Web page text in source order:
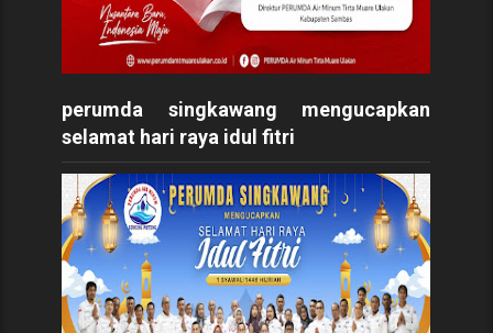
perumda singkawang mengucapkan
selamat hari raya idul fitri